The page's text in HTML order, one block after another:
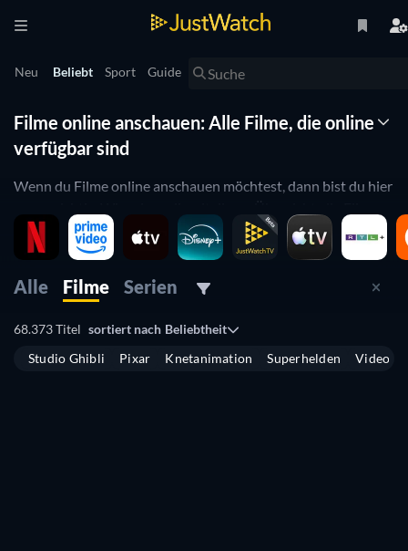
Neu Beliebt Sport Guide
Filme online anschauen: Alle Filme, die online
verfügbar sind
Wenn du Filme online anschauen möchtest, dann bist du hier
die du gerade online kaufen, mieten oder streamen kannst.
Sollten dich demnächst verfügbare Titel interessieren, dann
findest du auf JustWatch eine Übersicht
die Möglichkeit mithilfe von Filtern nach
verfügbaren Filmenund Serienseparat zu suchen.
Alle Filme Serien
68.373 Titel sortiert nach Beliebtheit
Studio Ghibli
Pixar Knetanimation Superhelden